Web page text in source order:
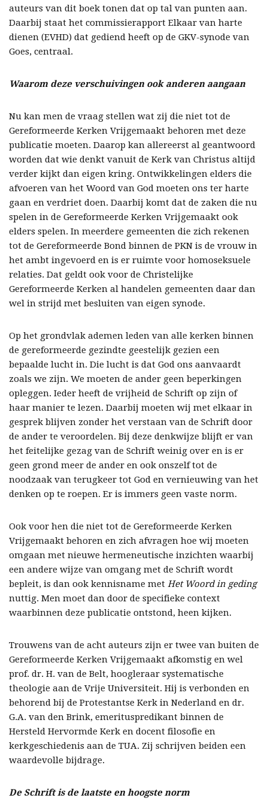
auteurs van dit boek tonen dat op tal van punten aan.
Daarbij staat het commissierapport Elkaar van harte
dienen (EVHD) dat gediend heeft op de GKV-synode van
Goes, centraal.
Waarom deze verschuivingen ook anderen aangaan
Nu kan men de vraag stellen wat zij die niet tot de
Gereformeerde Kerken Vrijgemaakt behoren met deze
publicatie moeten. Daarop kan allereerst al geantwoord
worden dat wie denkt vanuit de Kerk van Christus altijd
verder kijkt dan eigen kring. Ontwikkelingen elders die
afvoeren van het Woord van God moeten ons ter harte
gaan en verdriet doen. Daarbij komt dat de zaken die nu
spelen in de Gereformeerde Kerken Vrijgemaakt ook
elders spelen. In meerdere gemeenten die zich rekenen
tot de Gereformeerde Bond binnen de PKN is de vrouw in
het ambt ingevoerd en is er ruimte voor homoseksuele
relaties. Dat geldt ook voor de Christelijke
Gereformeerde Kerken al handelen gemeenten daar dan
wel in strijd met besluiten van eigen synode.
Op het grondvlak ademen leden van alle kerken binnen
de gereformeerde gezindte geestelijk gezien een
bepaalde lucht in. Die lucht is dat God ons aanvaardt
zoals we zijn. We moeten de ander geen beperkingen
opleggen. Ieder heeft de vrijheid de Schrift op zijn of
haar manier te lezen. Daarbij moeten wij met elkaar in
gesprek blijven zonder het verstaan van de Schrift door
de ander te veroordelen. Bij deze denkwijze blijft er van
het feitelijke gezag van de Schrift weinig over en is er
geen grond meer de ander en ook onszelf tot de
noodzaak van terugkeer tot God en vernieuwing van het
denken op te roepen. Er is immers geen vaste norm.
Ook voor hen die niet tot de Gereformeerde Kerken
Vrijgemaakt behoren en zich afvragen hoe wij moeten
omgaan met nieuwe hermeneutische inzichten waarbij
een andere wijze van omgang met de Schrift wordt
bepleit, is dan ook kennisname met Het Woord in geding
nuttig. Men moet dan door de specifieke context
waarbinnen deze publicatie ontstond, heen kijken.
Trouwens van de acht auteurs zijn er twee van buiten de
Gereformeerde Kerken Vrijgemaakt afkomstig en wel
prof. dr. H. van de Belt, hoogleraar systematische
theologie aan de Vrije Universiteit. Hij is verbonden en
behorend bij de Protestantse Kerk in Nederland en dr.
G.A. van den Brink, emerituspredikant binnen de
Hersteld Hervormde Kerk en docent filosofie en
kerkgeschiedenis aan de TUA. Zij schrijven beiden een
waardevolle bijdrage.
De Schrift is de laatste en hoogste norm